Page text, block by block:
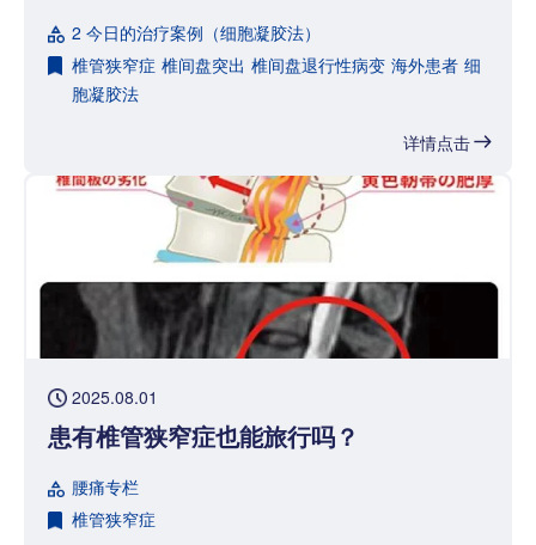
2 今日的治疗案例（细胞凝胶法）
椎管狭窄症 椎间盘突出 椎间盘退行性病变 海外患者 细
胞凝胶法
详情点击
2025.08.01
患有椎管狭窄症也能旅行吗？
腰痛专栏
椎管狭窄症